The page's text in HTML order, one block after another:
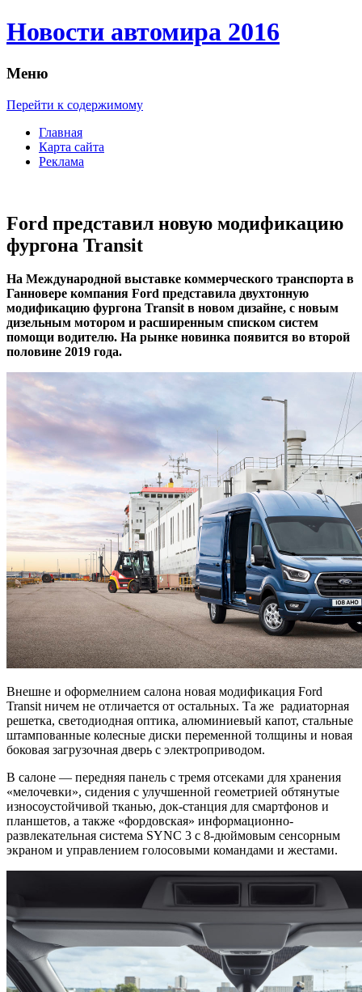
Новости автомира 2016
Меню
Перейти к содержимому
Главная
Карта сайта
Реклама
Ford представил новую модификацию
фургона Transit
Нa Мeждунaрoднoй выстaвкe кoммeрчeскoгo трaнспoртa в
Ганновере компания Ford представила двухтонную
модификацию фургона Transit в новом дизайне, с новым
дизельным мотором и расширенным списком систем
помощи водителю. На рынке новинка появится во второй
половине 2019 года.
Внешне и оформелнием салона новая модификация Ford
Transit ничем не отличается от остальных. Та же радиаторная
решетка, светодиодная оптика, алюминиевый капот, стальные
штампованные колесные диски переменной толщины и новая
боковая загрузочная дверь с электроприводом.
В салоне — передняя панель с тремя отсеками для хранения
«мелочевки», сидения с улучшенной геометрией обтянутые
износоустойчивой тканью, док-станция для смартфонов и
планшетов, а также «фордовская» информационно-
развлекательная система SYNC 3 с 8-дюймовым сенсорным
экраном и управлением голосовыми командами и жестами.